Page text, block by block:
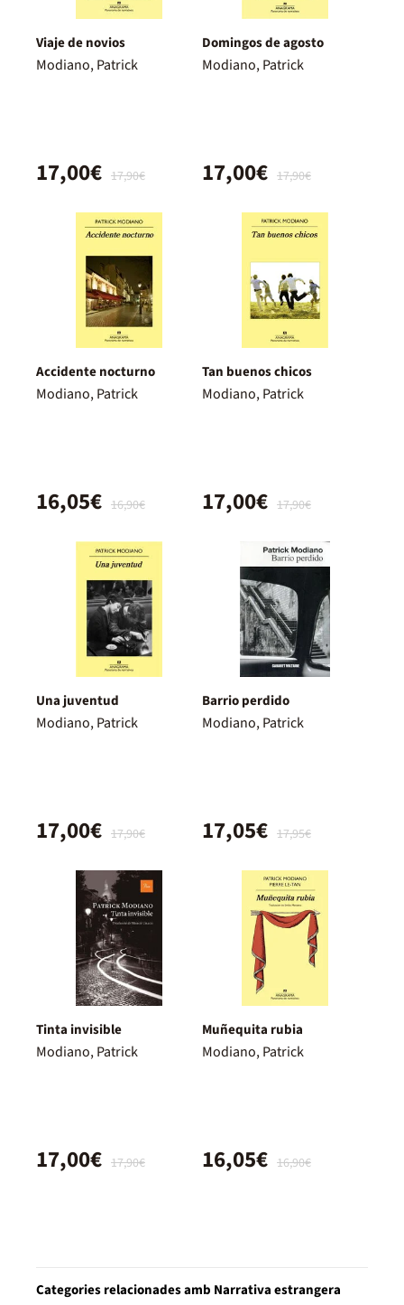
Viaje de novios
Modiano, Patrick
17,90€
17,00€
Domingos de agosto
Modiano, Patrick
17,90€
17,00€
Accidente nocturno
Modiano, Patrick
16,90€
16,05€
Tan buenos chicos
Modiano, Patrick
17,90€
17,00€
Una juventud
Modiano, Patrick
17,90€
17,00€
Barrio perdido
Modiano, Patrick
17,95€
17,05€
Tinta invisible
Modiano, Patrick
17,90€
17,00€
Muñequita rubia
Modiano, Patrick
16,90€
16,05€
Categories relacionades amb Narrativa estrangera